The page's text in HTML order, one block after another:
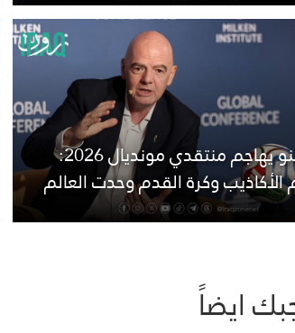
إنفانتينو يهاجم منتقدي مونديال 2026:
وكرة القدم وحدت العالم
ايضاً